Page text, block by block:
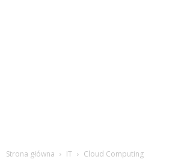
Strona główna IT Cloud Computing